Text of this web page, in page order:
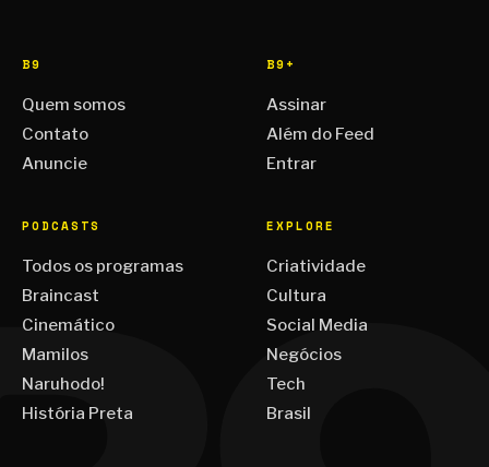
B9
Quem somos
Contato
Anuncie
B9+
Assinar
Além do Feed
Entrar
PODCASTS
Todos os programas
Braincast
Cinemático
Mamilos
Naruhodo!
História Preta
EXPLORE
Criatividade
Cultura
Social Media
Negócios
Tech
Brasil